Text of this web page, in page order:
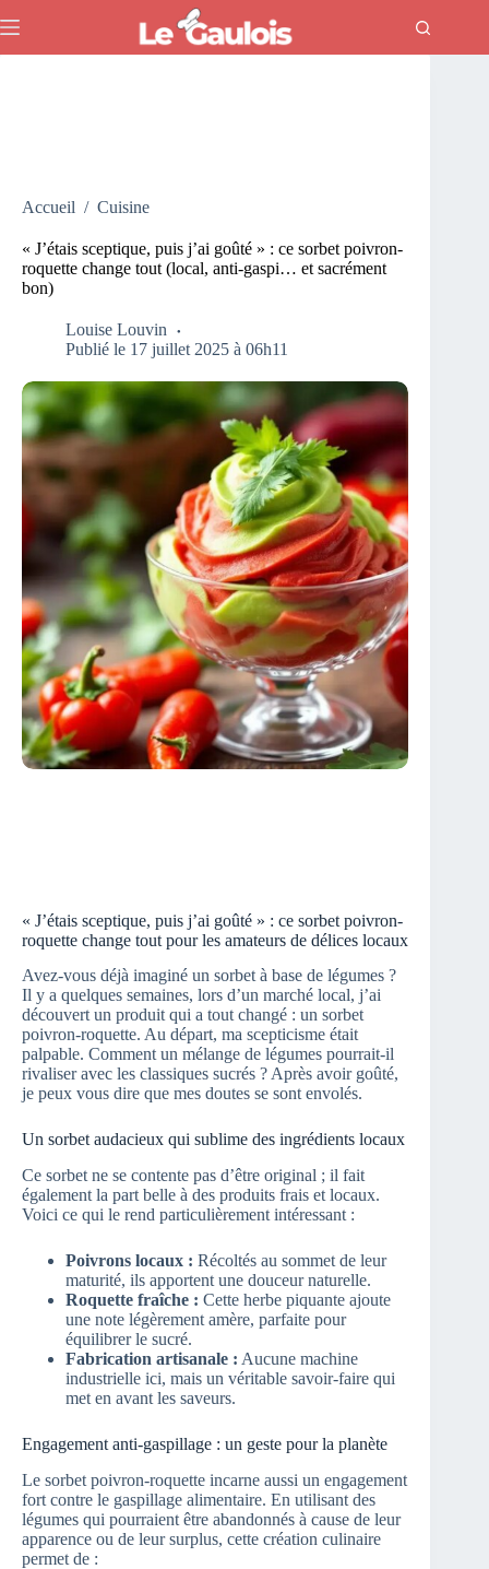
au
Accueil / Cuisine
« J’étais sceptique, puis j’ai goûté » : ce sorbet poivron-
roquette change tout (local, anti-gaspi… et sacrément
bon)
Louise Louvin
Publié le 17 juillet 2025 à 06h11
« J’étais sceptique, puis j’ai goûté » : ce sorbet poivron-
roquette change tout pour les amateurs de délices locaux
Avez-vous déjà imaginé un sorbet à base de légumes ?
Il y a quelques semaines, lors d’un marché local, j’ai
découvert un produit qui a tout changé : un sorbet
poivron-roquette. Au départ, ma scepticisme était
palpable. Comment un mélange de légumes pourrait-il
rivaliser avec les classiques sucrés ? Après avoir goûté,
je peux vous dire que mes doutes se sont envolés.
Un sorbet audacieux qui sublime des ingrédients locaux
Ce sorbet ne se contente pas d’être original ; il fait
également la part belle à des produits frais et locaux.
Voici ce qui le rend particulièrement intéressant :
Poivrons locaux : Récoltés au sommet de leur
maturité, ils apportent une douceur naturelle.
Roquette fraîche : Cette herbe piquante ajoute
une note légèrement amère, parfaite pour
équilibrer le sucré.
Fabrication artisanale : Aucune machine
industrielle ici, mais un véritable savoir-faire qui
met en avant les saveurs.
Engagement anti-gaspillage : un geste pour la planète
Le sorbet poivron-roquette incarne aussi un engagement
fort contre le gaspillage alimentaire. En utilisant des
légumes qui pourraient être abandonnés à cause de leur
apparence ou de leur surplus, cette création culinaire
permet de :